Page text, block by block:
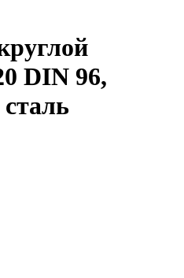
DIN 96,